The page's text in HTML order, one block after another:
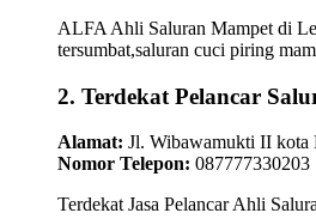
ALFA Ahli Saluran Mampet di
tersumbat,saluran cuci piring
2. Terdekat Pelancar
Alamat: Jl. Wibawamukti II kota
Nomor Telepon: 087777330203
Terdekat Jasa Pelancar Ahli